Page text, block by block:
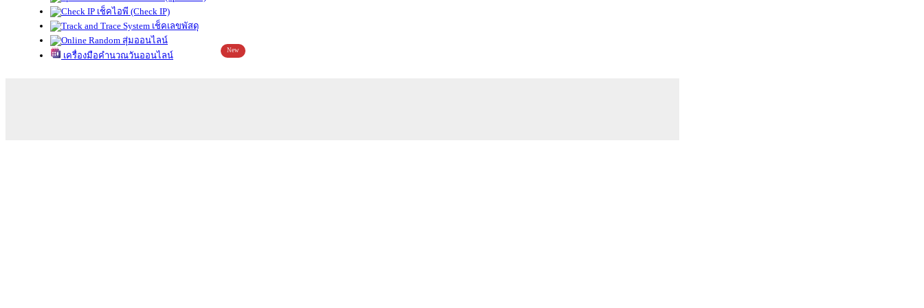
เช็คไอพี (Check IP)
เช็คเลขพัสดุ
สุ่มออนไลน์
เครื่องมือคำนวณวันออนไลน์
New